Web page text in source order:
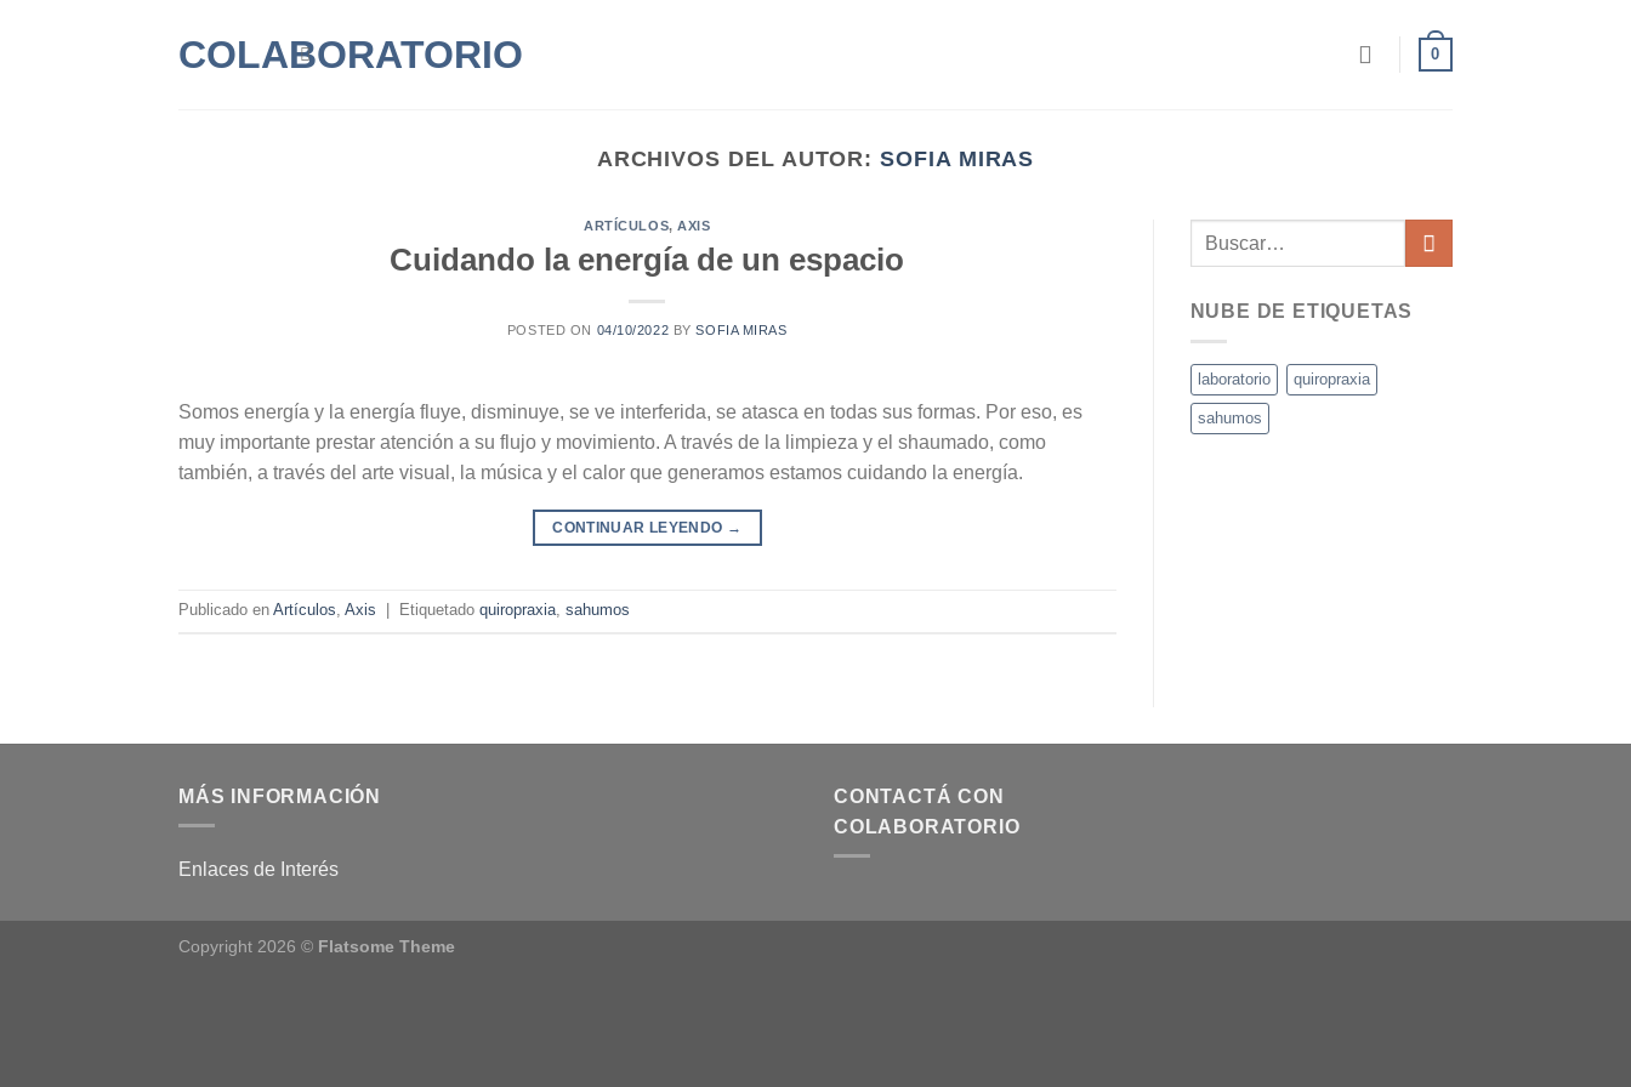
COLABORATORIO 0
ARCHIVOS DEL AUTOR:SOFIA MIRAS
ARTÍCULOS,AXIS
Cuidando la energía de un espacio
POSTED ON 04/10/2022 BYSOFIA MIRAS
Somos energía y la energía fluye, disminuye, se ve interferida, se atasca en todas sus formas. Por eso, es
muy importante prestar atención a su flujo y movimiento. A través de la limpieza y el shaumado, como
también, a través del arte visual, la música y el calor que generamos estamos cuidando la energía.
CONTINUAR LEYENDO →
Publicado en Artículos, Axis Etiquetado quiropraxia, sahumos
NUBE DE ETIQUETAS
laboratorio quiropraxia
sahumos
MÁS INFORMACIÓN
Enlaces de Interés
CONTACTÁ CON
COLABORATORIO
Copyright 2026 © Flatsome Theme